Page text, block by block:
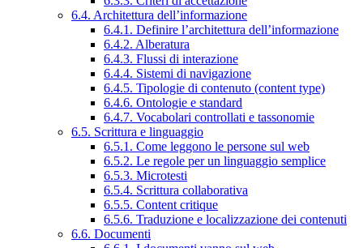
6.4. Architettura dell’informazione
6.4.1. Definire l’architettura dell’informazione
6.4.2. Alberatura
6.4.3. Flussi di interazione
6.4.4. Sistemi di navigazione
6.4.5. Tipologie di contenuto (content type)
6.4.6. Ontologie e standard
6.4.7. Vocabolari controllati e tassonomie
6.5. Scrittura e linguaggio
6.5.1. Come leggono le persone sul web
6.5.2. Le regole per un linguaggio semplice
6.5.3. Microtesti
6.5.4. Scrittura collaborativa
6.5.5. Content critique
6.5.6. Traduzione e localizzazione dei contenuti
6.6. Documenti